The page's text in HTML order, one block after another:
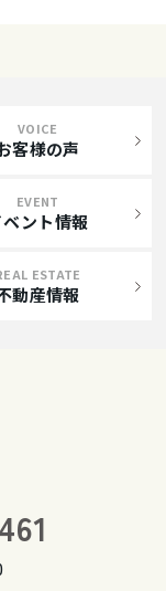
VOICE
客様の声
EVENT
ベント情報
ESTATE
動産情報